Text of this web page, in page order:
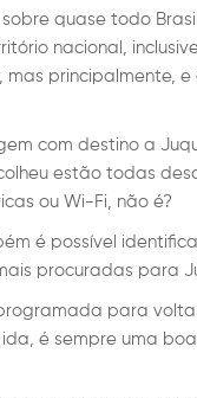
quase todo
nacional,
principalmente,
com destino a
estão todas
ou Wi-Fi, não é?
é possível
procuradas para
para
é sempre uma